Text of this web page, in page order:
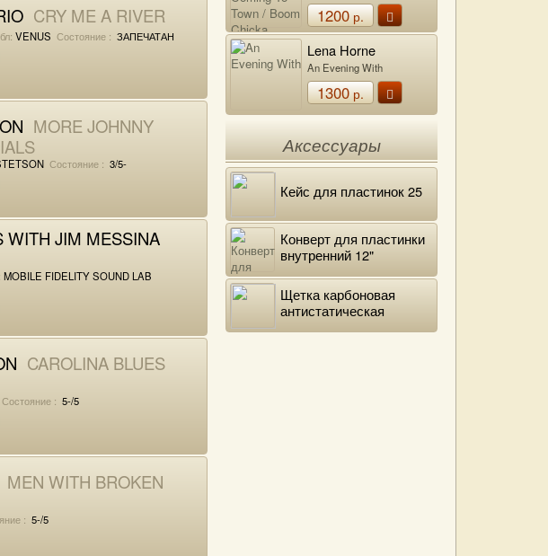
CRY ME A RIVER
VENUS Состояние : ЗАПЕЧАТАН
MORE JOHNNY
Состояние : 3/5-
WITH JIM MESSINA
MOBILE FIDELITY SOUND LAB
CAROLINA BLUES
Состояние : 5-/5
MEN WITH BROKEN
: 5-/5
1200р.
Lena Horne
An Evening With
1300р.
Аксессуары
Кейс для пластинок 25
Конверт для пластинки
внутренний 12"
Щетка карбоновая
антистатическая